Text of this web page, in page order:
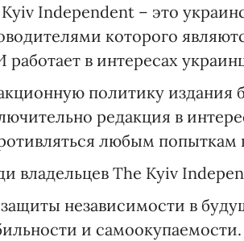
Independent – это
которого
в интересах
политику издания
редакция в
любым попыткам
владельцев The Kyiv
независимости в
и самоокупаемости.